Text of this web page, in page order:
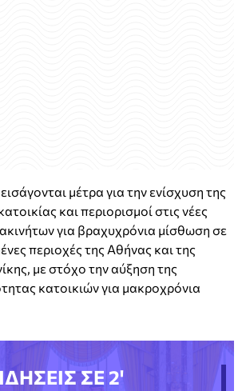
μέτρα για την ενίσχυση της
και περιορισμοί στις νέες
για βραχυχρόνια μίσθωση σε
περιοχές της Αθήνας και της
με στόχο την αύξηση της
κατοικιών για μακροχρόνια
ΣΕ 2'